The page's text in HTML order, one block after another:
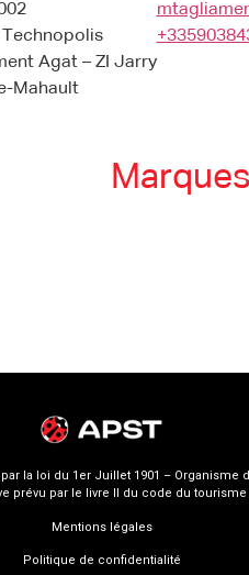
Technopolis
Agat – ZI Jarry
Mahault
Marques
la loi du 1er Juillet 1901 – Organisme
prévu par le livre II du code du tourisme
Mentions légales
Politique de confidentialité